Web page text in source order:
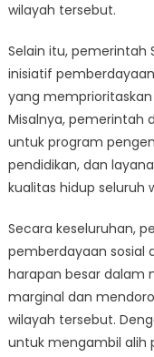
wilayah tersebut.
Selain itu, pemerintah
inisiatif
yang
Misalnya, pemerintah
untuk program
pendidikan, dan
kualitas hidup seluruh
Secara keseluruhan,
pemberdayaan sosial
harapan besar dalam
marginal dan
wilayah tersebut.
untuk mengambil alih